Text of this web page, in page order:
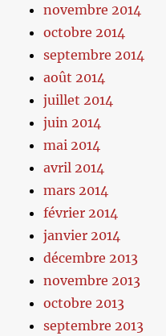
novembre 2014
octobre 2014
septembre 2014
août 2014
juillet 2014
juin 2014
mai 2014
avril 2014
mars 2014
février 2014
janvier 2014
décembre 2013
novembre 2013
octobre 2013
septembre 2013